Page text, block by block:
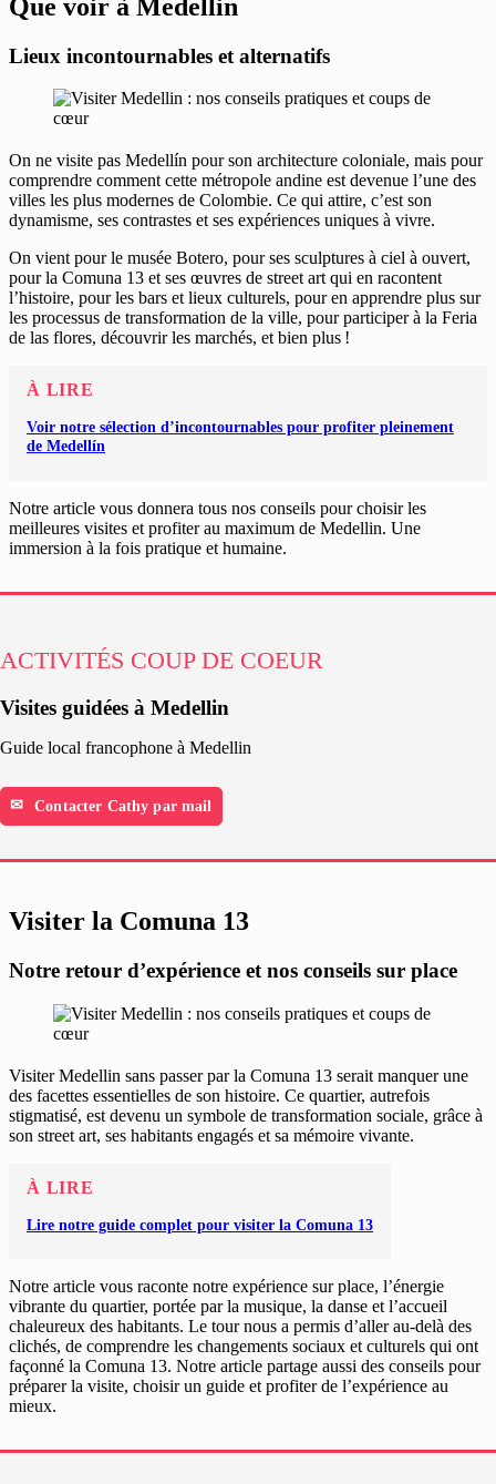
Que voir à Medellin
Lieux incontournables et alternatifs
On ne visite pas Medellín pour son architecture coloniale, mais pour
comprendre comment cette métropole andine est devenue l’une des
villes les plus modernes de Colombie. Ce qui attire, c’est son
dynamisme, ses contrastes et ses expériences uniques à vivre.
On vient pour le musée Botero, pour ses sculptures à ciel à ouvert,
pour la Comuna 13 et ses œuvres de street art qui en racontent
l’histoire, pour les bars et lieux culturels, pour en apprendre plus sur
les processus de transformation de la ville, pour participer à la Feria
de las flores, découvrir les marchés, et bien plus !
À LIRE
Voir notre sélection d’incontournables pour profiter pleinement
de Medellín
Notre article vous donnera tous nos conseils pour choisir les
meilleures visites et profiter au maximum de Medellin. Une
immersion à la fois pratique et humaine.
ACTIVITÉS COUP DE COEUR
Visites guidées à Medellin
Guide local francophone à Medellin
Contacter Cathy par mail
Visiter la Comuna 13
Notre retour d’expérience et nos conseils sur place
Visiter Medellin sans passer par la Comuna 13 serait manquer une
des facettes essentielles de son histoire. Ce quartier, autrefois
stigmatisé, est devenu un symbole de transformation sociale, grâce à
son street art, ses habitants engagés et sa mémoire vivante.
À LIRE
Lire notre guide complet pour visiter la Comuna 13
Notre article vous raconte notre expérience sur place, l’énergie
vibrante du quartier, portée par la musique, la danse et l’accueil
chaleureux des habitants. Le tour nous a permis d’aller au-delà des
clichés, de comprendre les changements sociaux et culturels qui ont
façonné la Comuna 13. Notre article partage aussi des conseils pour
préparer la visite, choisir un guide et profiter de l’expérience au
mieux.